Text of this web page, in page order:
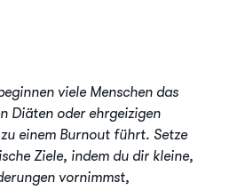
viele Menschen das
Diäten oder ehrgeizigen
einem Burnout führt. Setze
Ziele, indem du dir kleine,
vornimmst,